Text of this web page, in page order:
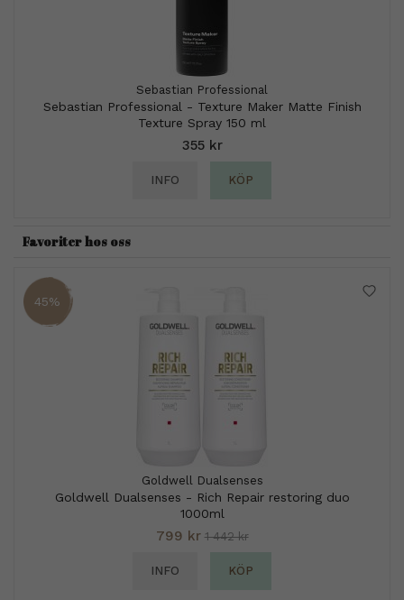
Sebastian Professional
Sebastian Professional - Texture Maker Matte Finish
Texture Spray 150 ml
355 kr
INFO KÖP
Favoriter hos oss
45%
Goldwell Dualsenses
Goldwell Dualsenses - Rich Repair restoring duo
1000ml
799 kr 1 442 kr
INFO KÖP